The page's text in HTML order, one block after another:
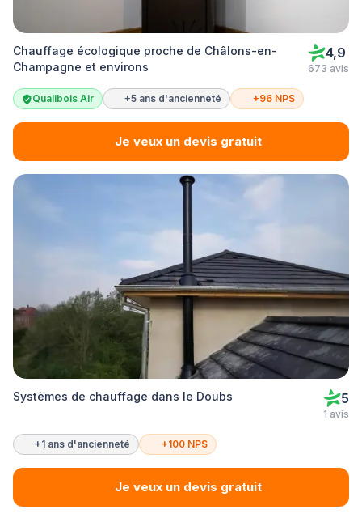
Chauffage écologique proche de Châlons-en-
Champagne et environs
4,9
673 avis
Qualibois Air +5 ans d'ancienneté +96 NPS
Je veux un devis gratuit
Systèmes de chauffage dans le Doubs 5
1 avis
+1 ans d'ancienneté +100 NPS
Je veux un devis gratuit